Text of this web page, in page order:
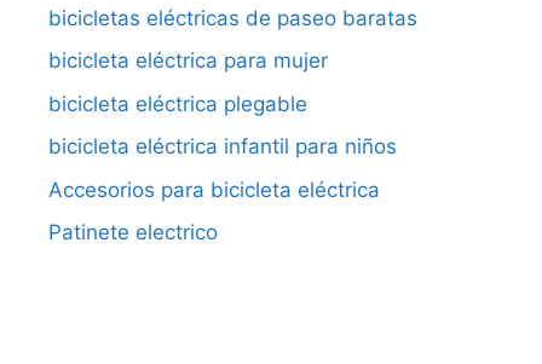
bicicletas eléctricas de paseo baratas
bicicleta eléctrica para mujer
bicicleta eléctrica plegable
bicicleta eléctrica infantil para niños
Accesorios para bicicleta eléctrica
Patinete electrico